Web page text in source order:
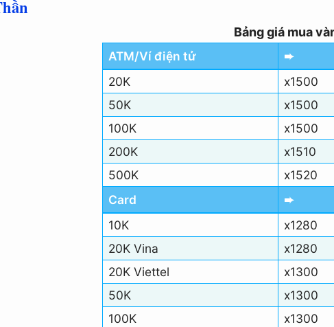
Bảng giá mua
ATM/Ví điện tử
➨
20K
x1500
50K
x1500
100K
x1500
200K
x1510
500K
x1520
Card
➨
10K
x1280
20K Vina
x1280
20K Viettel
x1300
50K
x1300
100K
x1300